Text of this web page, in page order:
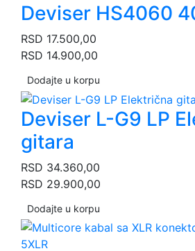
Deviser HS4060
RSD 17.500,00
RSD 14.900,00
Dodajte u korpu
Deviser L-G9 LP
gitara
RSD 34.360,00
RSD 29.900,00
Dodajte u korpu